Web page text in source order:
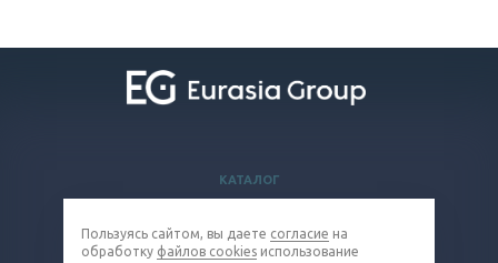
КАТАЛОГ
КОМПАНИЯ
Пользуясь сайтом, вы даете согласие на
обработку файлов cookies использование